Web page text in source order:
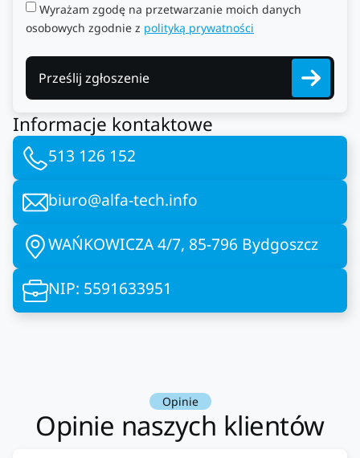
Wyrażam zgodę na przetwarzanie moich danych
osobowych zgodnie z polityką prywatności
Prześlij zgłoszenie
Informacje kontaktowe
513 126 152
biuro@alfa-tech.info
WAŃKOWICZA 4/7, 85-796 Bydgoszcz
NIP: 5591633951
Opinie
Opinie naszych klientów